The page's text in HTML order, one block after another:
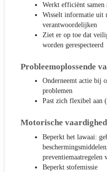
Werkt efficiënt samen
Wisselt informatie uit
verantwoordelijken
Ziet er op toe dat
worden gerespecteerd
Probleemoplossende
Onderneemt actie bij
problemen
Past zich flexibel aan
Motorische
Beperkt het lawaai:
preventiemaatregelen
Beperkt stofemissie